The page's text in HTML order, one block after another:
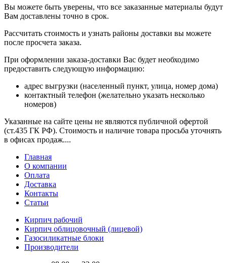
Вы можете быть уверены, что все заказанные материалы будут
Вам доставлены точно в срок.
Рассчитать стоимость и узнать районы доставки вы можете
после просчета заказа.
При оформлении заказа-доставки Вас будет необходимо
предоставить следующую информацию:
адрес выгрузки (населенный пункт, улица, номер дома)
контактный телефон (желательно указать несколько
номеров)
Указанные на сайте цены не являются публичной офертой
(ст.435 ГК РФ). Стоимость и наличие товара просьба уточнять
в офисах продаж....
Главная
О компании
Оплата
Доставка
Контакты
Статьи
Кирпич рабочий
Кирпич облицовочный (лицевой)
Газосиликатные блоки
Производители